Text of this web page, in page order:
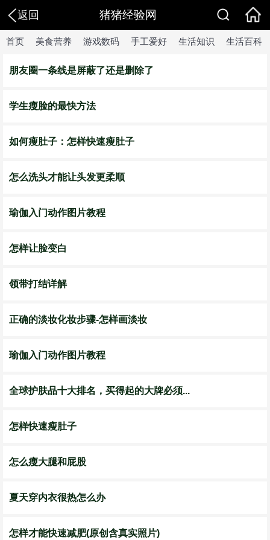
返回 猪猪经验网
首页 美食营养 游戏数码 手工爱好 生活知识 生活百科
朋友圈一条线是屏蔽了还是删除了
学生瘦脸的最快方法
如何瘦肚子：怎样快速瘦肚子
怎么洗头才能让头发更柔顺
瑜伽入门动作图片教程
怎样让脸变白
领带打结详解
正确的淡妆化妆步骤-怎样画淡妆
瑜伽入门动作图片教程
全球护肤品十大排名，买得起的大牌必须...
怎样快速瘦肚子
怎么瘦大腿和屁股
夏天穿内衣很热怎么办
怎样才能快速减肥(原创含真实照片)